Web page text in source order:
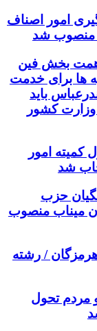
امور اصناف
منصوب شد
همت بخش فین
ها برای خدمت
باید
وزارت کشور
کمیته امور
شد
حزب
میناب منصوب
/ رشته
مردم تحول